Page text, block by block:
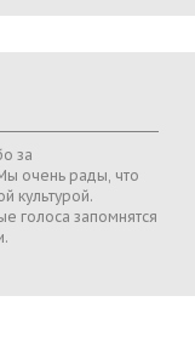
за
очень рады, что
культурой.
голоса запомнятся